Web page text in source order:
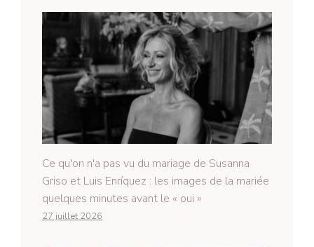
Ce qu'on n'a pas vu du mariage de Susanna
Griso et Luis Enríquez : les images de la mariée
quelques minutes avant le « oui »
27 juillet 2026